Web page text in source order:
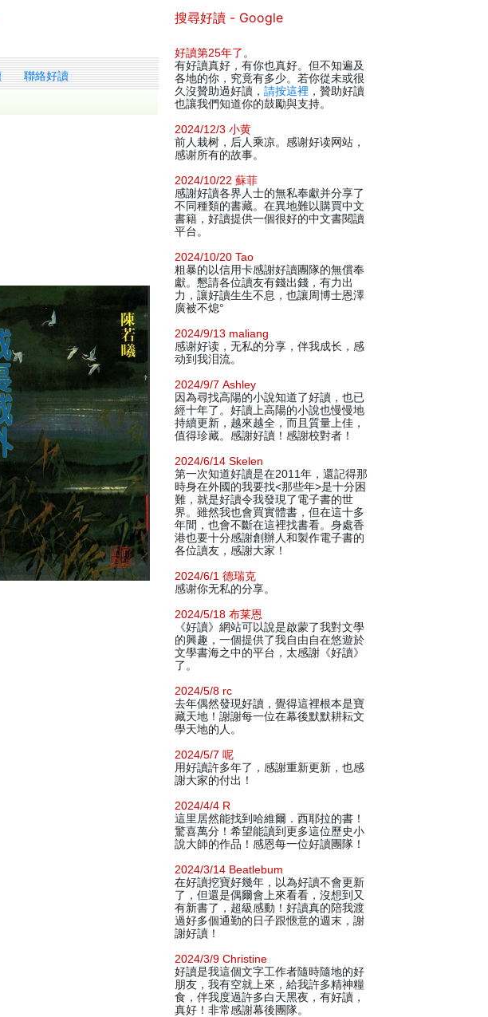
聯絡好讀
搜尋好讀 - Google
好讀第25年了 。
有好讀真好，有你也真好。但不知遍及
各地的你，究竟有多少。若你從未或很
久沒贊助過好讀， 請按這裡 ，贊助好讀
也讓我們知道你的鼓勵與支持。
2024/12/3 小黄
前人栽树，后人乘凉。感谢好读网站，
感谢所有的故事。
2024/10/22 蘇菲
感謝好讀各界人士的無私奉獻并分享了
不同種類的書藏。在異地難以購買中文
書籍，好讀提供一個很好的中文書閱讀
平台。
2024/10/20 Tao
粗暴的以信用卡感謝好讀團隊的無償奉
獻。懇請各位讀友有錢出錢，有力出
力，讓好讀生生不息，也讓周博士恩澤
廣被不熄°
2024/9/13 maliang
感谢好读，无私的分享，伴我成长，感
动到我泪流。
2024/9/7 Ashley
因為尋找高陽的小說知道了好讀，也已
經十年了。好讀上高陽的小說也慢慢地
持續更新，越來越全，而且質量上佳，
值得珍藏。感謝好讀！感謝校對者！
2024/6/14 Skelen
第一次知道好讀是在2011年，還記得那
時身在外國的我要找<那些年>是十分困
難，就是好讀令我發現了電子書的世
界。雖然我也會買實體書，但在這十多
年間，也會不斷在這裡找書看。身處香
港也要十分感謝創辦人和製作電子書的
各位讀友，感謝大家！
2024/6/1 德瑞克
感谢你无私的分享。
2024/5/18 布莱恩
《好讀》網站可以說是啟蒙了我對文學
的興趣，一個提供了我自由自在悠遊於
文學書海之中的平台，太感謝《好讀》
了。
2024/5/8 rc
去年偶然發現好讀，覺得這裡根本是寶
藏天地！謝謝每一位在幕後默默耕耘文
學天地的人。
2024/5/7 呢
用好讀許多年了，感謝重新更新，也感
謝大家的付出！
2024/4/4 R
這里居然能找到哈維爾．西耶拉的書！
驚喜萬分！希望能讀到更多這位歷史小
說大師的作品！感恩每一位好讀團隊！
2024/3/14 Beatlebum
在好讀挖寶好幾年，以為好讀不會更新
了，但還是偶爾會上來看看，沒想到又
有新書了，超級感動！好讀真的陪我渡
過好多個通勤的日子跟愜意的週末，謝
謝好讀！
2024/3/9 Christine
好讀是我這個文字工作者隨時隨地的好
朋友，我有空就上來，給我許多精神糧
食，伴我度過許多白天黑夜，有好讀，
真好！非常感謝幕後團隊。